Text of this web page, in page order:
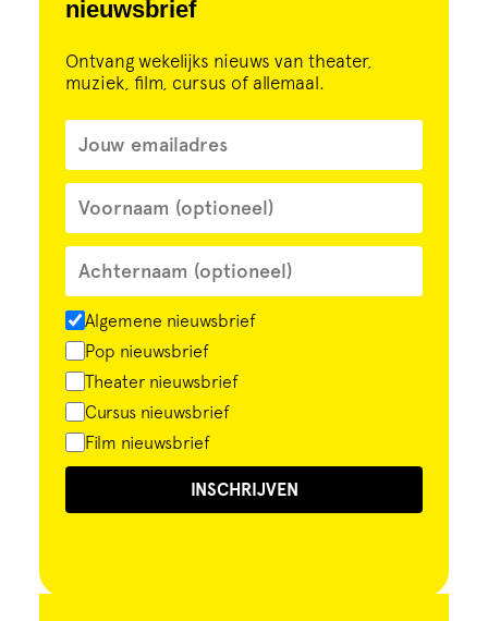
nieuwsbrief
Ontvang wekelijks nieuws van theater,
muziek, film, cursus of allemaal.
Algemene nieuwsbrief
Pop nieuwsbrief
Theater nieuwsbrief
Cursus nieuwsbrief
Film nieuwsbrief
INSCHRIJVEN